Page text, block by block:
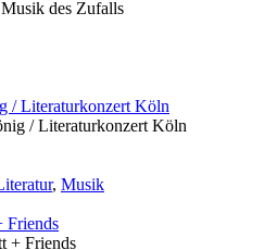
/ Literaturkonzert Köln
, Musik
Friends